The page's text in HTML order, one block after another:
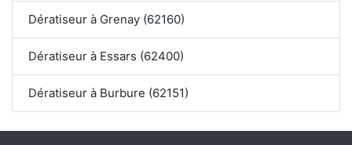
Dératiseur à Grenay (62160)
Dératiseur à Essars (62400)
Dératiseur à Burbure (62151)